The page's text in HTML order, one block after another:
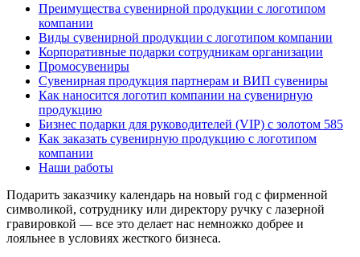
Преимущества сувенирной продукции с логотипом
компании
Виды сувенирной продукции с логотипом компании
Корпоративные подарки сотрудникам организации
Промосувениры
Сувенирная продукция партнерам и ВИП сувениры
Как наносится логотип компании на сувенирную
продукцию
Бизнес подарки для руководителей (VIP) с золотом 585
Как заказать сувенирную продукцию с логотипом
компании
Наши работы
Подарить заказчику календарь на новый год с фирменной
символикой, сотруднику или директору ручку с лазерной
гравировкой — все это делает нас немножко добрее и
лояльнее в условиях жесткого бизнеса.